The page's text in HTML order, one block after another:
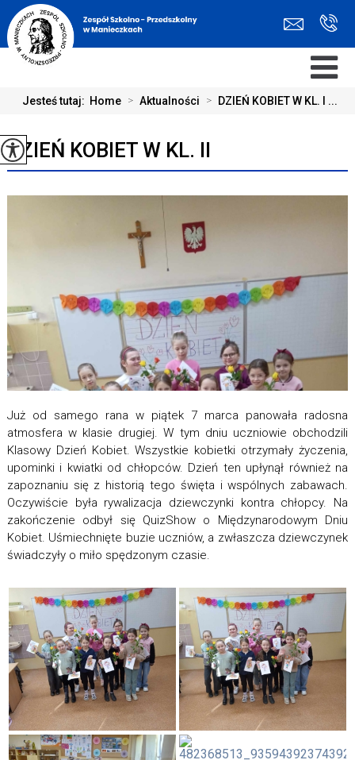
Jesteś tutaj: Home > Aktualności > DZIEŃ KOBIET W KL. I ...
DZIEŃ KOBIET W KL. II
Już od samego rana w piątek 7 marca panowała radosna
atmosfera w klasie drugiej. W tym dniu uczniowie obchodzili
Klasowy Dzień Kobiet. Wszystkie kobietki otrzymały życzenia,
upominki i kwiatki od chłopców. Dzień ten upłynął również na
zapoznaniu się z historią tego święta i wspólnych zabawach.
Oczywiście była rywalizacja dziewczynki kontra chłopcy. Na
zakończenie odbył się QuizShow o Międzynarodowym Dniu
Kobiet. Uśmiechnięte buzie uczniów, a zwłaszcza dziewczynek
świadczyły o miło spędzonym czasie.